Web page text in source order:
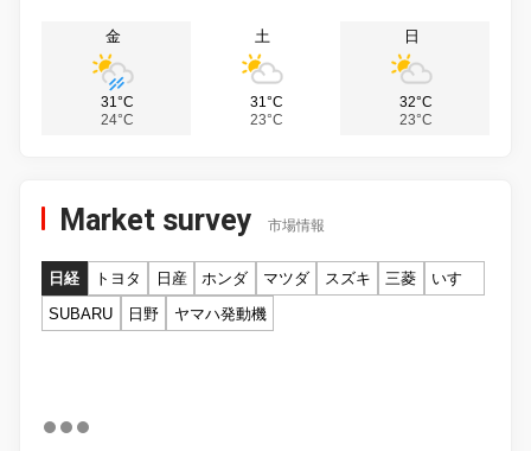
金
31°C
24°C
土
31°C
23°C
日
32°C
23°C
Market survey 市場情報
日経 トヨタ 日産 ホンダ マツダ スズキ 三菱
いすゞ
SUBARU
日野 ヤマハ発動機